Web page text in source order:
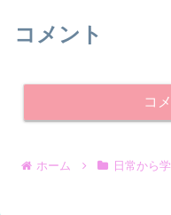
コメント
コ
ホーム 日常から